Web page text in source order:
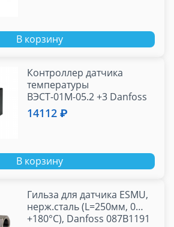
В корзину
Контроллер датчика
температуры
ВЭСТ-01М-05.2 +3 Danfoss
14112 ₽
В корзину
Гильза для датчика ESMU,
нерж.сталь (L=250мм, 0…
+180°С), Danfoss 087B1191